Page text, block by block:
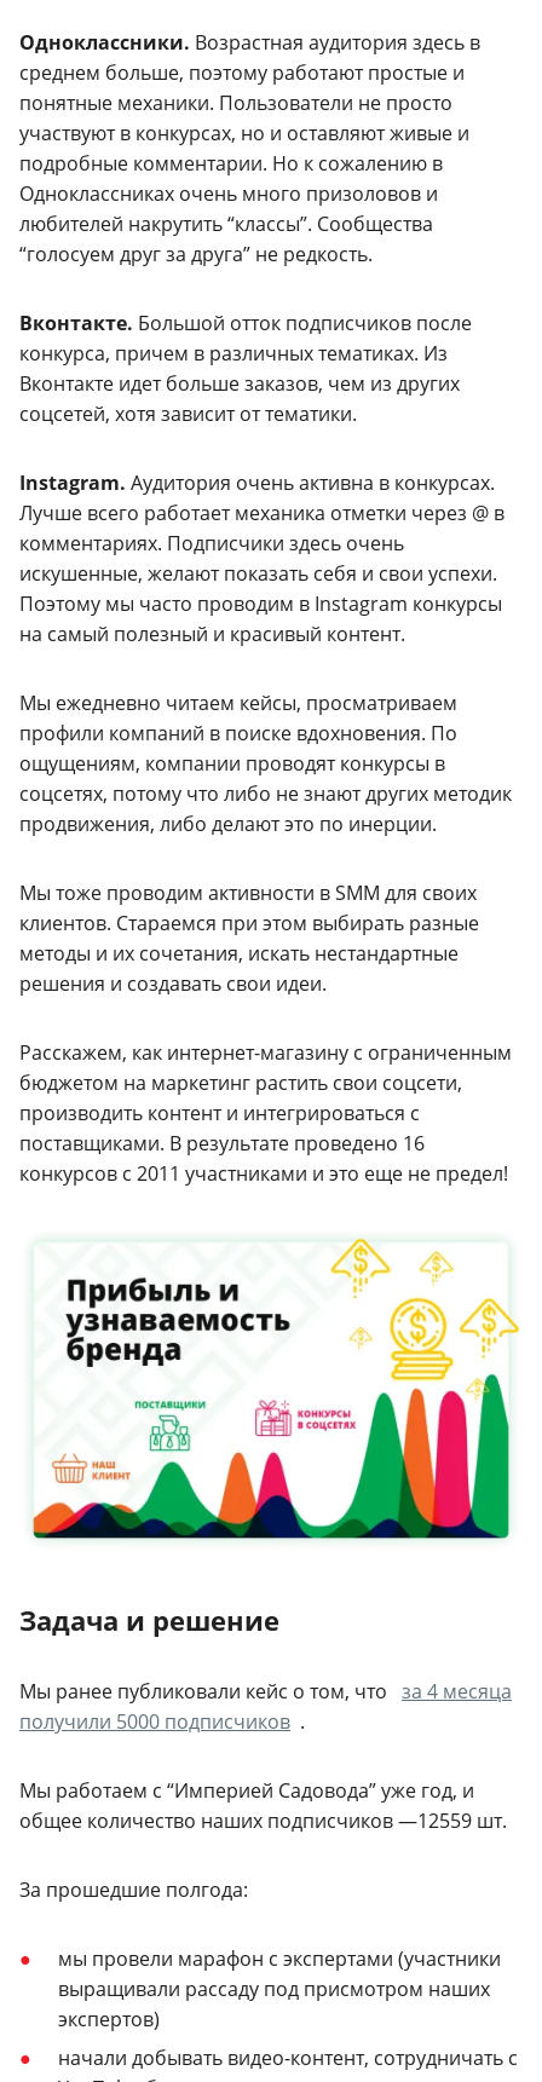
Одноклассники. Возрастная аудитория здесь в
среднем больше, поэтому работают простые и
понятные механики. Пользователи не просто
участвуют в конкурсах, но и оставляют живые и
подробные комментарии. Но к сожалению в
Одноклассниках очень много призоловов и
любителей накрутить “классы”. Сообщества
“голосуем друг за друга” не редкость.
Вконтакте. Большой отток подписчиков после
конкурса, причем в различных тематиках. Из
Вконтакте идет больше заказов, чем из других
соцсетей, хотя зависит от тематики.
Instagram. Аудитория очень активна в конкурсах.
Лучше всего работает механика отметки через @ в
комментариях. Подписчики здесь очень
искушенные, желают показать себя и свои успехи.
Поэтому мы часто проводим в Instagram конкурсы
на самый полезный и красивый контент.
Мы ежедневно читаем кейсы, просматриваем
профили компаний в поиске вдохновения. По
ощущениям, компании проводят конкурсы в
соцсетях, потому что либо не знают других методик
продвижения, либо делают это по инерции.
Мы тоже проводим активности в SMM для своих
клиентов. Стараемся при этом выбирать разные
методы и их сочетания, искать нестандартные
решения и создавать свои идеи.
Расскажем, как интернет-магазину с ограниченным
бюджетом на маркетинг растить свои соцсети,
производить контент и интегрироваться с
поставщиками. В результате проведено 16
конкурсов с 2011 участниками и это еще не предел!
Задача и решение
Мы ранее публиковали кейс о том, что за 4 месяца
получили 5000 подписчиков .
Мы работаем с “Империей Садовода” уже год, и
общее количество наших подписчиков —12559 шт.
За прошедшие полгода:
мы провели марафон с экспертами (участники
выращивали рассаду под присмотром наших
экспертов)
начали добывать видео-контент, сотрудничать с